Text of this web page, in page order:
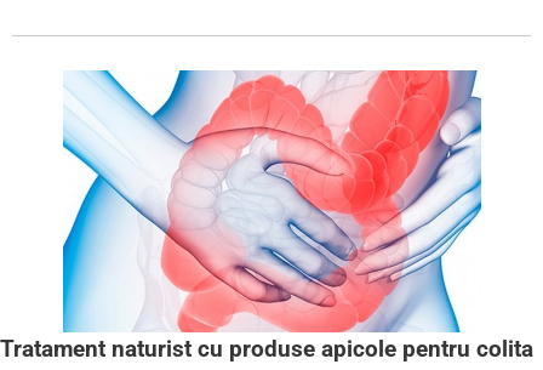
Tratament naturist cu produse apicole pentru colita